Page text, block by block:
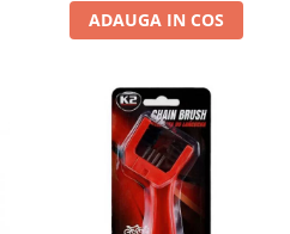
ADAUGA IN COS